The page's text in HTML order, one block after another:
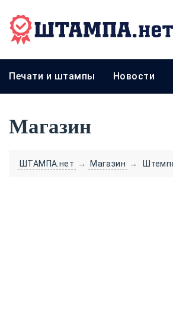
Печати и штампы Новости
Магазин
ШТАМПА.нет → Магазин →